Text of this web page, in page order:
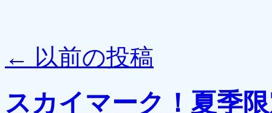
← 以前の投稿
スカイマーク！夏季